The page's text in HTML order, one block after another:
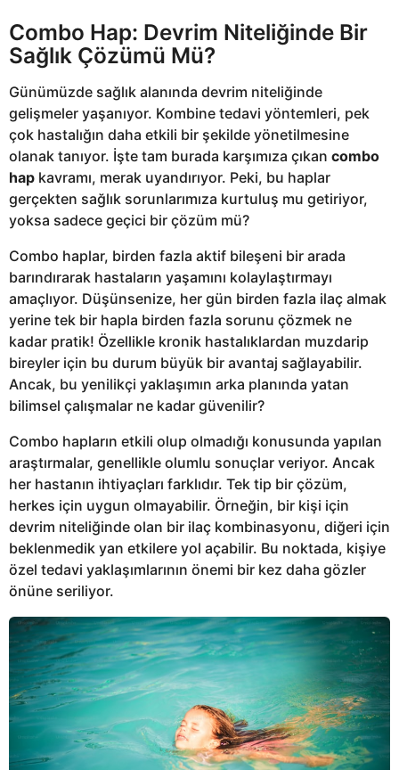
Combo Hap: Devrim Niteliğinde Bir
Sağlık Çözümü Mü?
Günümüzde sağlık alanında devrim niteliğinde
gelişmeler yaşanıyor. Kombine tedavi yöntemleri, pek
çok hastalığın daha etkili bir şekilde yönetilmesine
olanak tanıyor. İşte tam burada karşımıza çıkan combo
hap kavramı, merak uyandırıyor. Peki, bu haplar
gerçekten sağlık sorunlarımıza kurtuluş mu getiriyor,
yoksa sadece geçici bir çözüm mü?
Combo haplar, birden fazla aktif bileşeni bir arada
barındırarak hastaların yaşamını kolaylaştırmayı
amaçlıyor. Düşünsenize, her gün birden fazla ilaç almak
yerine tek bir hapla birden fazla sorunu çözmek ne
kadar pratik! Özellikle kronik hastalıklardan muzdarip
bireyler için bu durum büyük bir avantaj sağlayabilir.
Ancak, bu yenilikçi yaklaşımın arka planında yatan
bilimsel çalışmalar ne kadar güvenilir?
Combo hapların etkili olup olmadığı konusunda yapılan
araştırmalar, genellikle olumlu sonuçlar veriyor. Ancak
her hastanın ihtiyaçları farklıdır. Tek tip bir çözüm,
herkes için uygun olmayabilir. Örneğin, bir kişi için
devrim niteliğinde olan bir ilaç kombinasyonu, diğeri için
beklenmedik yan etkilere yol açabilir. Bu noktada, kişiye
özel tedavi yaklaşımlarının önemi bir kez daha gözler
önüne seriliyor.